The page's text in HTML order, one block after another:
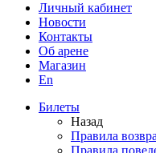
Личный кабинет
Новости
Контакты
Об арене
Магазин
En
Билеты
Назад
Правила
Правила